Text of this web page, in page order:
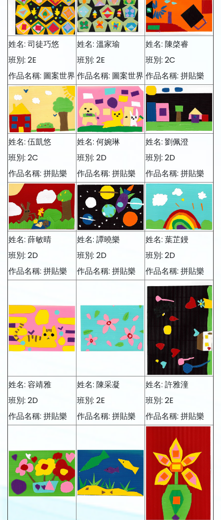
姓名: 司徒巧悠
班別: 2E
作品名稱: 圖案世界
姓名: 溫家瑜
班別: 2E
作品名稱: 圖案世界
姓名: 陳棨睿
班別: 2C
作品名稱: 拼貼樂
姓名: 伍凱悠
班別: 2C
作品名稱: 拼貼樂
姓名: 何婉琳
班別: 2D
作品名稱: 拼貼樂
姓名: 劉佩澄
班別: 2D
作品名稱: 拼貼樂
姓名: 薛敏晴
班別: 2D
作品名稱: 拼貼樂
姓名: 譚曉樂
班別: 2D
作品名稱: 拼貼樂
姓名: 葉芷鏝
班別: 2D
作品名稱: 拼貼樂
姓名: 容靖雅
班別: 2D
作品名稱: 拼貼樂
姓名: 陳采凝
班別: 2E
作品名稱: 拼貼樂
姓名: 許雅潼
班別: 2E
作品名稱: 拼貼樂